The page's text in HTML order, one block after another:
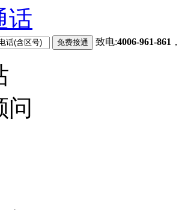
话
致电:4006-961-861
问